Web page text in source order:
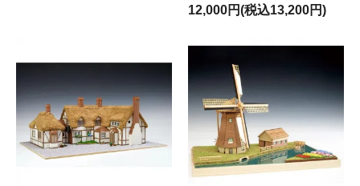
12,000円(税込13,200円)